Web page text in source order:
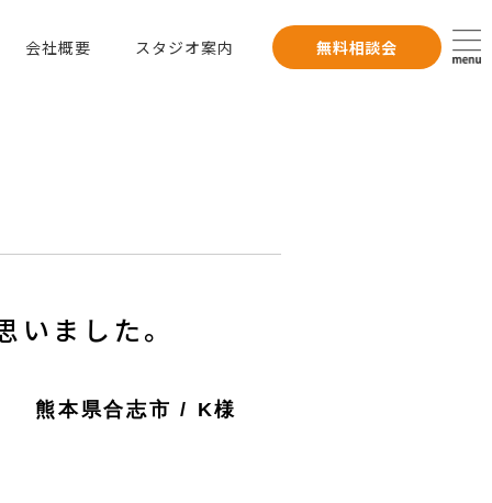
会社概要 スタジオ案内 無料相談会
ました。
熊本県合志市 / K様